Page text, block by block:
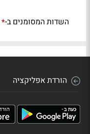
השדות המסומנים ב-*
הורדת אפליקציה